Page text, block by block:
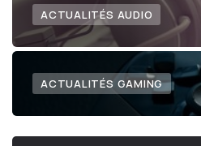
ACTUALITÉS AUDIO
ACTUALITÉS GAMING